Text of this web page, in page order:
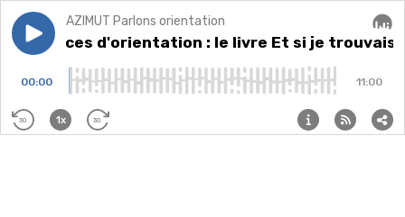
Play episodeRessources d'orientation : le livre Et si je trouvais ce
AZIMUT Parlons orientation
d'orientation : le livre Et si je trouvais
00:00 11:00
30 1x 30